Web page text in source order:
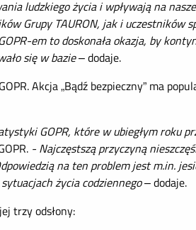
ludzkiego życia i wpływają na
Grupy TAURON, jak i uczestników
em to doskonała okazja, by
się w bazie– dodaje.
Akcja „Bądź bezpieczny” ma
GOPR, które w ubiegłym roku
- Najczęstszą przyczyną
na ten problem jest m.in.
życia codziennego– dodaje.
trzy odsłony: